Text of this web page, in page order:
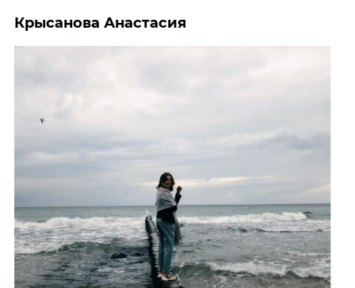
Крысанова Анастасия